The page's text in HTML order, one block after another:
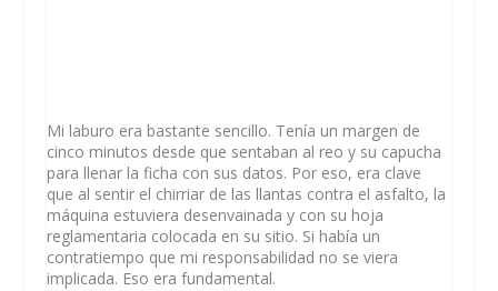
Mi laburo era bastante sencillo. Tenía un margen de
cinco minutos desde que sentaban al reo y su capucha
para llenar la ficha con sus datos. Por eso, era clave
que al sentir el chirriar de las llantas contra el asfalto, la
máquina estuviera desenvainada y con su hoja
reglamentaria colocada en su sitio. Si había un
contratiempo que mi responsabilidad no se viera
implicada. Eso era fundamental.